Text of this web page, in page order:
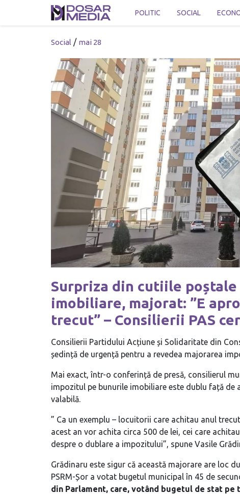
POLITIC SOCIAL
Social / mai 28
Surpriza din cutiile
imobiliare, majorat: ”E
trecut” – Consilierii PAS
Consilierii Partidului Acțiune și Solidaritate din
ședință de urgență pentru a revedea majorarea
Mai exact, într-o conferință de presă, consilierul
impozitul pe bunurile imobiliare este dublu față de
valabilă.
” Ca un exemplu – locuitorii care achitau anul
acest an vor achita circa 500 de lei, cei care
despre o dublare a impozitului”, spune Vasile
Grădinaru este sigur că această majorare are loc
PSRM-Șor a votat bugetul municipal în 45 de
din Parlament, care, votând bugetul de stat